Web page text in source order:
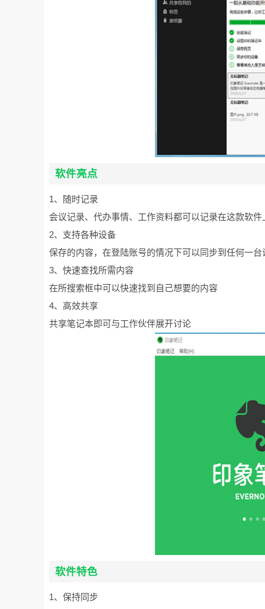
软件亮点
1、随时记录
会议记录、代办事情、工作资料都可以记录在这款软件
2、支持各种设备
保存的内容，在登陆账号的情况下可以同步到任何一台
3、快速查找所需内容
在所搜索框中可以快速找到自己想要的内容
4、高效共享
共享笔记本即可与工作伙伴展开讨论
软件特色
1、保持同步